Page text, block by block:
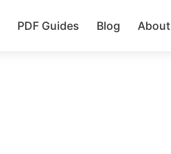
PDF Guides Blog About